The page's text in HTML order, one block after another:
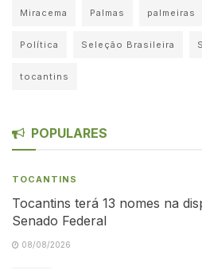
Miracema Palmas palmeiras
Política Seleção Brasileira
tocantins
POPULARES
TOCANTINS
Tocantins terá 13 nomes na
Senado Federal
08/08/2026